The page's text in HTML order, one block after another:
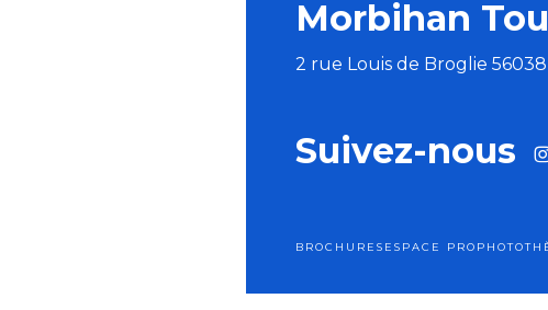
Initiation Kizomba & soirée SBK (Salsa Batchata Kizomba)
Morbihan
2 rue Louis de Broglie
Suivez-nous
BROCHURES ESPACE PRO